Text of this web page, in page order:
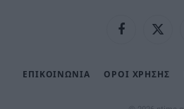
FacebookX
ΕΠΙΚΟΙΝΩΝΙΑ ΟΡΟΙ ΧΡΗΣΗΣ